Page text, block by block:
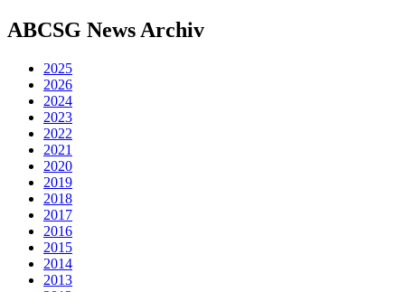
ABCSG News Archiv
2025
2026
2024
2023
2022
2021
2020
2019
2018
2017
2016
2015
2014
2013